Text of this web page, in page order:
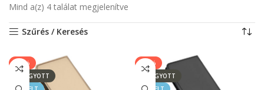
Mind a(z) 4 találat megjelenítve
Szűrés / Keresés
-50%
ELFOGYOTT
-50%
ELFOGYOTT